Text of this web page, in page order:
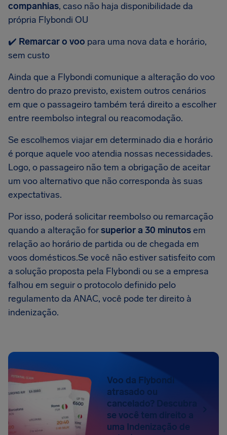
companhias, caso não haja disponibilidade da
própria Flybondi OU
✔️ Remarcar o voo para uma nova data e horário,
sem custo
Ainda que a Flybondi comunique a alteração do voo
dentro do prazo previsto, existem outros cenários
em que o passageiro também terá direito a escolher
entre reembolso integral ou reacomodação.
Se escolhemos viajar em determinado dia e horário
é porque aquele voo atendia nossas necessidades.
Logo, o passageiro não tem a obrigação de aceitar
um voo alternativo que não corresponda às suas
expectativas.
Por isso, poderá solicitar reembolso ou remarcação
quando a alteração forsuperior a 30 minutosem
relação ao horário de partida ou de chegada em
voos domésticos.Se você não estiver satisfeito com
a solução proposta pela Flybondi ou se a empresa
falhou em seguir o protocolo definido pelo
regulamento da ANAC, você pode ter direito à
indenização.
Voo da Flybondi
atrasado ou
cancelado? Descubra
se você tem direito a
uma Indenização de